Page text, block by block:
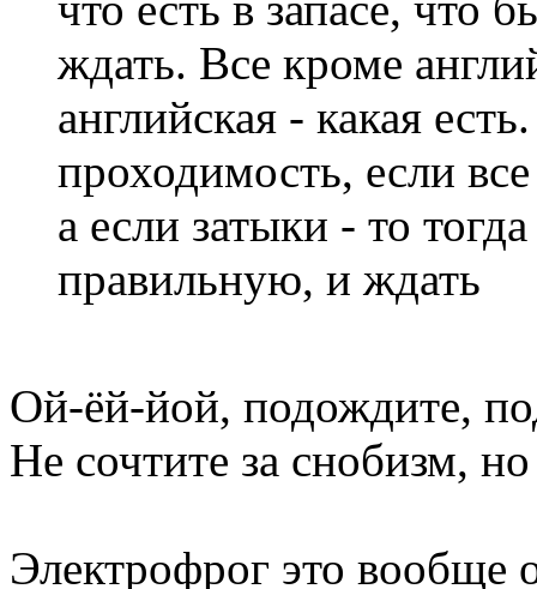
ждать. Все кроме
английская - какая
проходимость, если
а если затыки - то
правильную, и ждать
Ой-ёй-йой, подождите,
Не сочтите за снобизм,
Электрофрог это вообще